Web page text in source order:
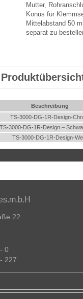
Mutter,
Konus für
Mittelabstand 50
separat zu
Beschreibung
TS-3000-DG-1R-Design-
TS-3000-DG-1R-Design –
TS-3000-DG-1R-Design-
22
0
227